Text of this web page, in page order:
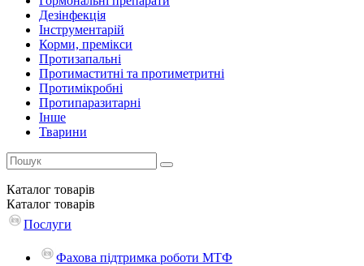
Дезінфекція
Інструментарій
Корми, премікси
Протизапальні
Протимаститні та протиметритні
Протимікробні
Протипаразитарні
Інше
Тварини
Каталог товарів
Каталог товарів
Послуги
Фахова підтримка роботи МТФ